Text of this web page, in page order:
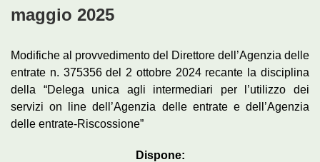
maggio 2025
Modifiche al provvedimento del Direttore dell’Agenzia delle
entrate n. 375356 del 2 ottobre 2024 recante la disciplina
della “Delega unica agli intermediari per l’utilizzo dei
servizi on line dell’Agenzia delle entrate e dell’Agenzia
delle entrate-Riscossione”
Dispone: